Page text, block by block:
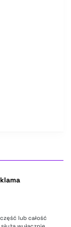
lub całość